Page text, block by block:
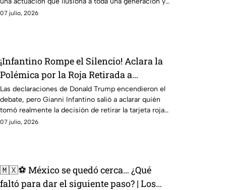
con su mejor ubicación en muchos años.
07 julio, 2026
¡Infantino Rompe el Silencio! Aclara la
Polémica por la Roja Retirada a
Balogun
Las declaraciones de Donald Trump encendieron el
debate, pero Gianni Infantino salió a aclarar quién
tomó realmente la decisión de retirar la tarjeta roja
a Folarin Balogun.
07 julio, 2026
🇲🇽⚽ México se quedó cerca… ¿Qué
faltó para dar el siguiente paso? | Los